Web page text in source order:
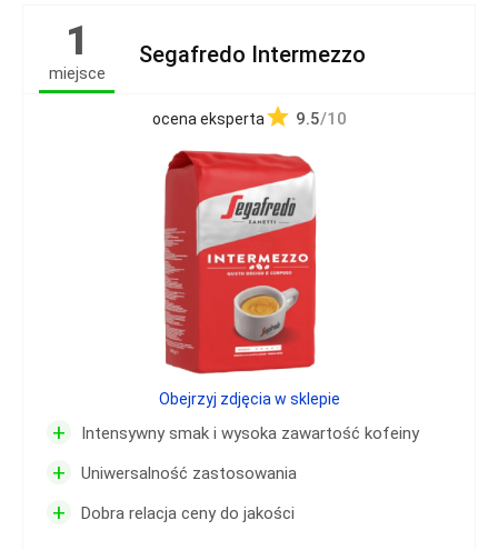
1
miejsce
Segafredo Intermezzo
ocena eksperta 9.5/10
+ Intensywny smak i wysoka zawartość kofeiny
+ Uniwersalność zastosowania
+ Dobra relacja ceny do jakości
Obejrzyj zdjęcia w sklepie